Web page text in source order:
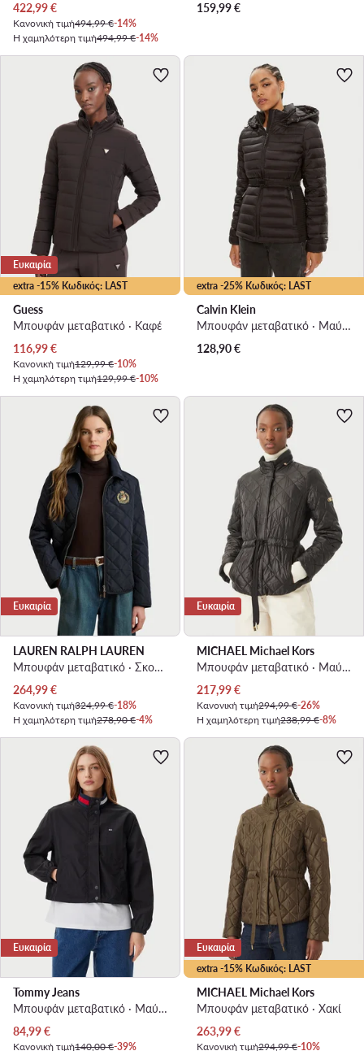
Τρέχουσα τιμή
422,99€
Κανονική τιμή494,99 €-14%
Η χαμηλότερη τιμή494,99 €-14%
159,99€
extra -15% Κωδικός: LAST
Ευκαιρία
Guess
Μπουφάν μεταβατικό · Καφέ
Τρέχουσα τιμή
116,99€
Κανονική τιμή129,99 €-10%
Η χαμηλότερη τιμή129,99 €-10%
extra -25% Κωδικός: LAST
Calvin Klein
Μπουφάν μεταβατικό · Μαύρο
128,90€
Ευκαιρία
LAUREN RALPH LAUREN
Μπουφάν μεταβατικό · Σκούρο μπλε
Τρέχουσα τιμή
264,99€
Κανονική τιμή324,99 €-18%
Η χαμηλότερη τιμή278,90 €-4%
Ευκαιρία
MICHAEL Michael Kors
Μπουφάν μεταβατικό · Μαύρο
Τρέχουσα τιμή
217,99€
Κανονική τιμή294,99 €-26%
Η χαμηλότερη τιμή238,99 €-8%
Ευκαιρία
Tommy Jeans
Μπουφάν μεταβατικό · Μαύρο
Τρέχουσα τιμή
84,99€
Κανονική τιμή140,00 €-39%
extra -15% Κωδικός: LAST
Ευκαιρία
MICHAEL Michael Kors
Μπουφάν μεταβατικό · Χακί
Τρέχουσα τιμή
263,99€
Κανονική τιμή294,99 €-10%